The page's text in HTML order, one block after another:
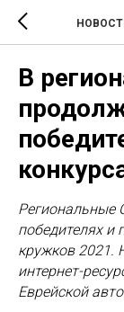
В
Региональные
победителях и
кружков 2021.
интернет-
Еврейской